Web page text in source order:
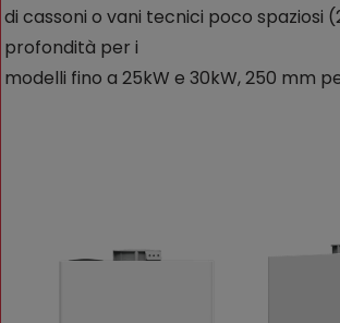
di cassoni o vani tecnici poco spaziosi
profondità per i
modelli fino a 25kW e 30kW, 250 mm